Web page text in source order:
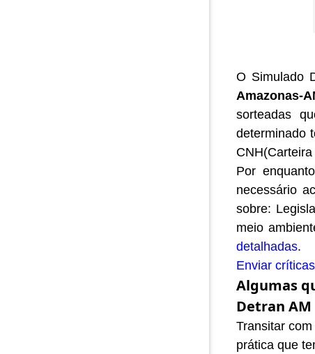
O Simulado
Amazonas-
sorteadas
determinado
Por
necessário
sobre:
meio
detalhadas.
Enviar
Algumas
Detran AM
Transitar
prática que